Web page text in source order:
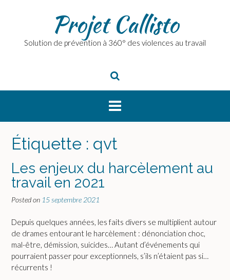
Projet Callisto
Solution de prévention à 360° des violences au travail
Étiquette : qvt
Les enjeux du harcèlement au
travail en 2021
Posted on 15 septembre 2021
Depuis quelques années, les faits divers se multiplient autour
de drames entourant le harcèlement : dénonciation choc,
mal-être, démission, suicides… Autant d’événements qui
pourraient passer pour exceptionnels, s’ils n’étaient pas si…
récurrents !